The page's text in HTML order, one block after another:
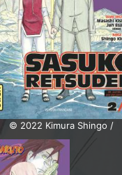
© 2022 Kimura Shingo /